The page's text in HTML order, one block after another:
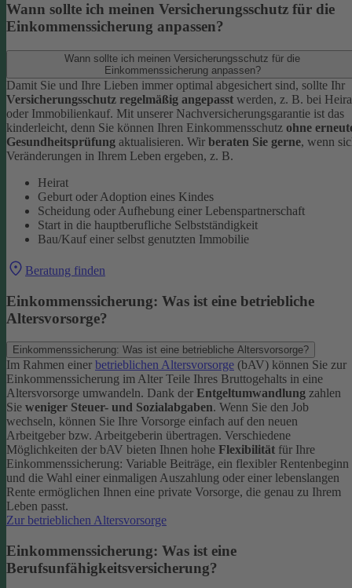
Wann sollte ich meinen Versicherungsschutz für die
Einkommenssicherung anpassen?
Wann sollte ich meinen Versicherungsschutz für die
Einkommenssicherung anpassen?
Damit Sie und Ihre Lieben immer optimal abgesichert sind, sollte Ihr
Versicherungsschutz regelmäßig angepasst werden, z. B. bei
oder Immobilienkauf. Mit unserer Nachversicherungsgarantie ist das
kinderleicht, denn Sie können Ihren Einkommensschutz ohne
Gesundheitsprüfung aktualisieren. Wir beraten Sie gerne, wenn
Veränderungen in Ihrem Leben ergeben, z. B.
Heirat
Geburt oder Adoption eines Kindes
Scheidung oder Aufhebung einer Lebenspartnerschaft
Start in die hauptberufliche Selbstständigkeit
Bau/Kauf einer selbst genutzten Immobilie
Beratung finden
Einkommenssicherung: Was ist eine betriebliche
Altersvorsorge?
Einkommenssicherung: Was ist eine betriebliche Altersvorsorge?
Im Rahmen einer betrieblichen Altersvorsorge (bAV) können Sie zur
Einkommenssicherung im Alter Teile Ihres Bruttogehalts in eine
Altersvorsorge umwandeln. Dank der Entgeltumwandlung zahlen
Sie weniger Steuer- und Sozialabgaben. Wenn Sie den Job
wechseln, können Sie Ihre Vorsorge einfach auf den neuen
Arbeitgeber bzw. Arbeitgeberin übertragen. Verschiedene
Möglichkeiten der bAV bieten Ihnen hohe Flexibilität für Ihre
Einkommenssicherung: Variable Beiträge, ein flexibler Rentenbeginn
und die Wahl einer einmaligen Auszahlung oder einer lebenslangen
Rente ermöglichen Ihnen eine private Vorsorge, die genau zu Ihrem
Leben passt.
Zur betrieblichen Altersvorsorge
Einkommenssicherung: Was ist eine
Berufsunfähigkeitsversicherung?